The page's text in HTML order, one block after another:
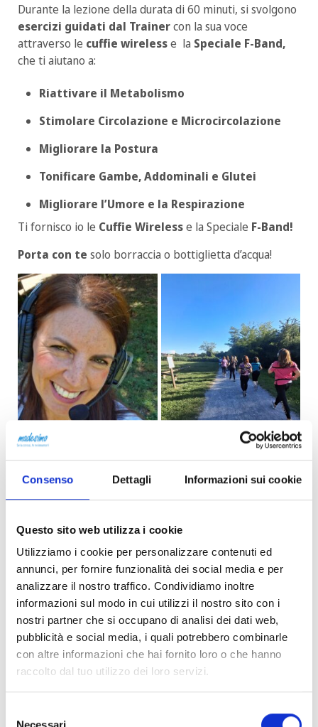
Consenso Dettagli Informazioni sui cookie
Questo sito web utilizza i cookie
Utilizziamo i cookie per personalizzare contenuti ed
annunci, per fornire funzionalità dei social media e per
analizzare il nostro traffico. Condividiamo inoltre
informazioni sul modo in cui utilizzi il nostro sito con i
nostri partner che si occupano di analisi dei dati web,
pubblicità e social media, i quali potrebbero combinarle
con altre informazioni che hai fornito loro o che hanno
raccolto dal tuo utilizzo dei loro servizi.
Necessari
Durante la lezione della durata di 60 minuti, si svolgono
esercizi guidati dal Trainercon la sua voce
attraverso le cuffie wirelesse la Speciale F-Band,
che ti aiutano a:
Riattivare il Metabolismo
Stimolare Circolazione e Microcircolazione
Migliorare la Postura
Tonificare Gambe, Addominali e Glutei
Migliorare l’Umore e la Respirazione
Ti fornisco io le Cuffie Wirelesse la Speciale F-Band!
Porta con te solo borraccia o bottiglietta d’acqua!